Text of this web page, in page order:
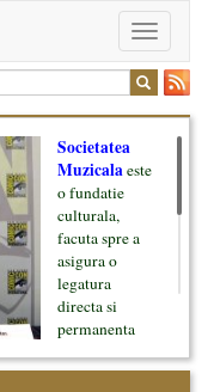
Toggle
navigation
Societatea
Muzicalaeste
o fundatie
culturala,
facuta spre a
asigura o
legatura
directa si
permanenta
oamenii ei, pe